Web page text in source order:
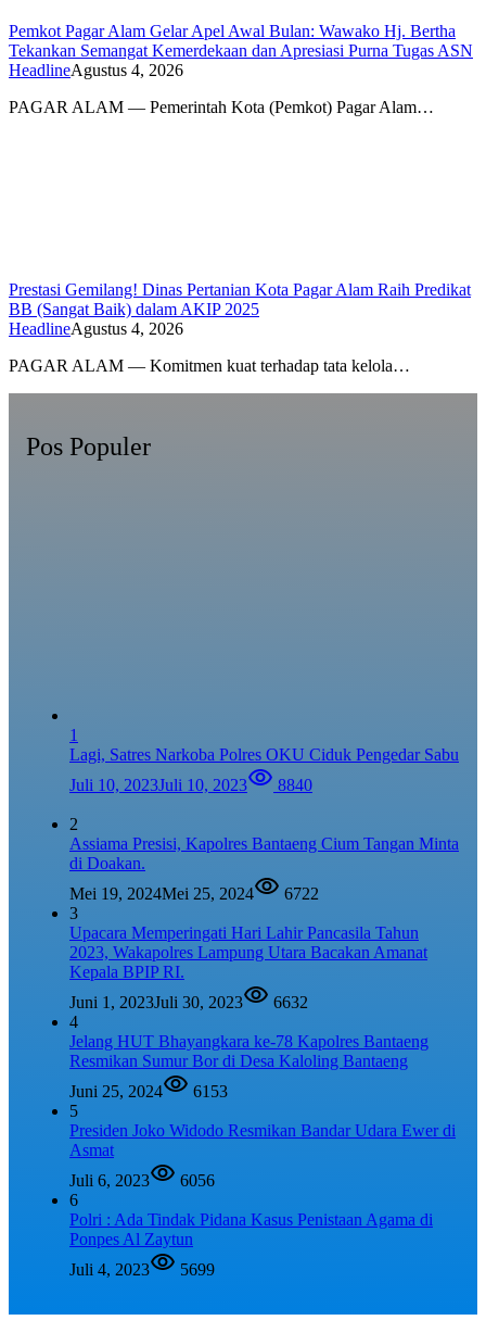
Pemkot Pagar Alam Gelar Apel Awal Bulan: Wawako Hj. Bertha
Tekankan Semangat Kemerdekaan dan Apresiasi Purna Tugas ASN
HeadlineAgustus 4, 2026
PAGAR ALAM — Pemerintah Kota (Pemkot) Pagar Alam…
Prestasi Gemilang! Dinas Pertanian Kota Pagar Alam Raih Predikat
BB (Sangat Baik) dalam AKIP 2025
HeadlineAgustus 4, 2026
PAGAR ALAM — Komitmen kuat terhadap tata kelola…
Pos Populer
1
Lagi, Satres Narkoba Polres OKU Ciduk Pengedar Sabu
Juli 10, 2023Juli 10, 2023 8840
2
Assiama Presisi, Kapolres Bantaeng Cium Tangan Minta
di Doakan.
Mei 19, 2024Mei 25, 2024
6722
3
Upacara Memperingati Hari Lahir Pancasila Tahun
2023, Wakapolres Lampung Utara Bacakan Amanat
Kepala BPIP RI.
Juni 1, 2023Juli 30, 2023
6632
4
Jelang HUT Bhayangkara ke-78 Kapolres Bantaeng
Resmikan Sumur Bor di Desa Kaloling Bantaeng
Juni 25, 2024
6153
5
Presiden Joko Widodo Resmikan Bandar Udara Ewer di
Asmat
Juli 6, 2023
6056
6
Polri : Ada Tindak Pidana Kasus Penistaan Agama di
Ponpes Al Zaytun
Juli 4, 2023
5699